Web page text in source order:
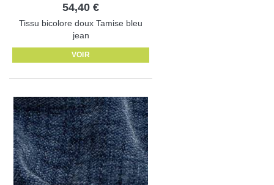
54,40 €
Tissu bicolore doux Tamise bleu
jean
VOIR